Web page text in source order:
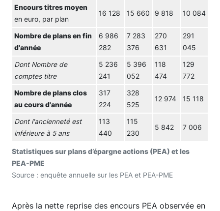
Statistiques sur plans d’épargne actions (PEA) et les
PEA-PME
Source : enquête annuelle sur les PEA et PEA-PME
Encours titres moyen
en euro, par plan
16 128 15 660 9 818 10 084
Nombre de plans en fin
d'année
6 986
282
7 283
376
270
631
291
045
Dont Nombre de
comptes titre
5 236
241
5 396
052
118
474
129
772
Nombre de plans clos
au cours d'année
317
224
328
525
12 974 15 118
Dont l'ancienneté est
inférieure à 5 ans
113
440
115
230
5 842 7 006
Après la nette reprise des encours PEA observée en